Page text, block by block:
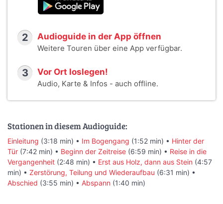
2 Audioguide in der App öffnen
Weitere Touren über eine App verfügbar.
3 Vor Ort loslegen!
Audio, Karte & Infos - auch offline.
Stationen in diesem Audioguide:
Einleitung (3:18 min) • Im Bogengang (1:52 min) • Hinter der
Tür (7:42 min) • Beginn der Zeitreise (6:59 min) • Reise in die
Vergangenheit (2:48 min) • Erst aus Holz, dann aus Stein (4:57
min) • Zerstörung, Teilung und Wiederaufbau (6:31 min) •
Abschied (3:55 min) • Abspann (1:40 min)